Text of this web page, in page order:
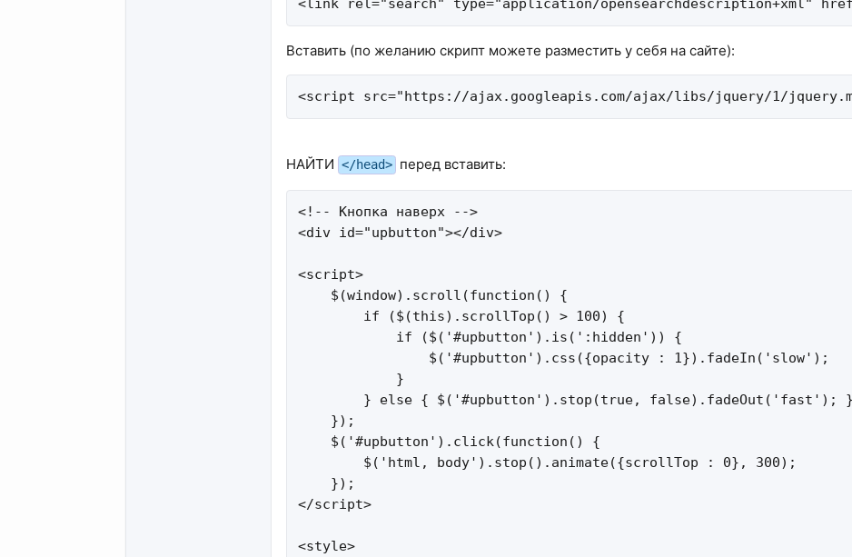
<link rel="search" type="application/opensearchdescription+xml"
Вставить (по желанию скрипт можете разместить у себя на сайте):
<script src="https://ajax.googleapis.com/ajax/libs/jquery/1/
НАЙТИ </head> перед вставить:
<!-- Кнопка наверх -->
<div id="upbutton"></div>
<script>
    $(window).scroll(function() {
        if ($(this).scrollTop() > 100) {
            if ($('#upbutton').is(':hidden')) {
                $('#upbutton').css({opacity : 1}).fadeIn('slow');
            }
        } else { $('#upbutton').stop(true, false).fadeOut('fast'); }
    });
    $('#upbutton').click(function() {
        $('html, body').stop().animate({scrollTop : 0}, 300);
    });
</script>
<style>